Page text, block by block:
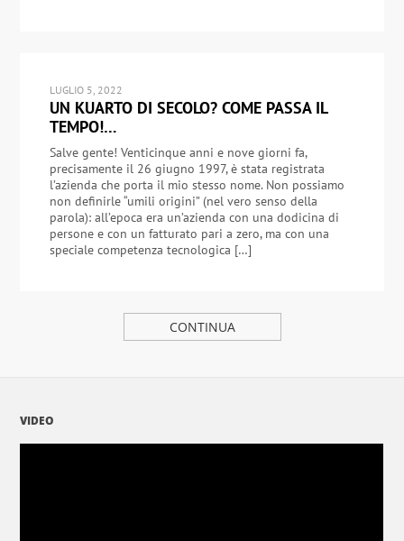
LUGLIO 5, 2022
UN KUARTO DI SECOLO? COME PASSA IL
TEMPO!…
Salve gente! Venticinque anni e nove giorni fa,
precisamente il 26 giugno 1997, è stata registrata
l’azienda che porta il mio stesso nome. Non possiamo
non definirle “umili origini” (nel vero senso della
parola): all’epoca era un’azienda con una dodicina di
persone e con un fatturato pari a zero, ma con una
speciale competenza tecnologica […]
CONTINUA
VIDEO